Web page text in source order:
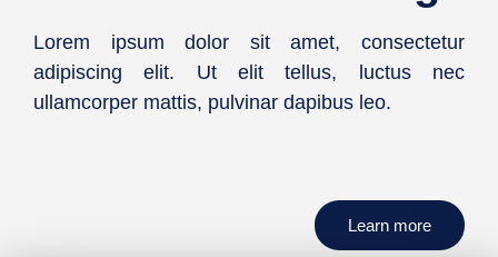
Lorem ipsum dolor sit amet, consectetur
adipiscing elit. Ut elit tellus, luctus nec
ullamcorper mattis, pulvinar dapibus leo.
Learn more